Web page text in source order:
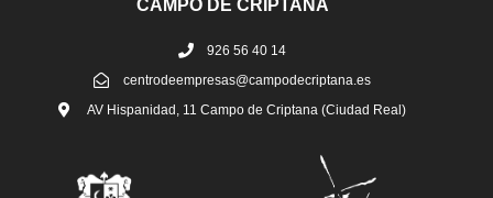
CAMPO DE CRIPTANA
926 56 40 14
centrodeempresas@campodecriptana.es
AV Hispanidad, 11 Campo de Criptana (Ciudad Real)